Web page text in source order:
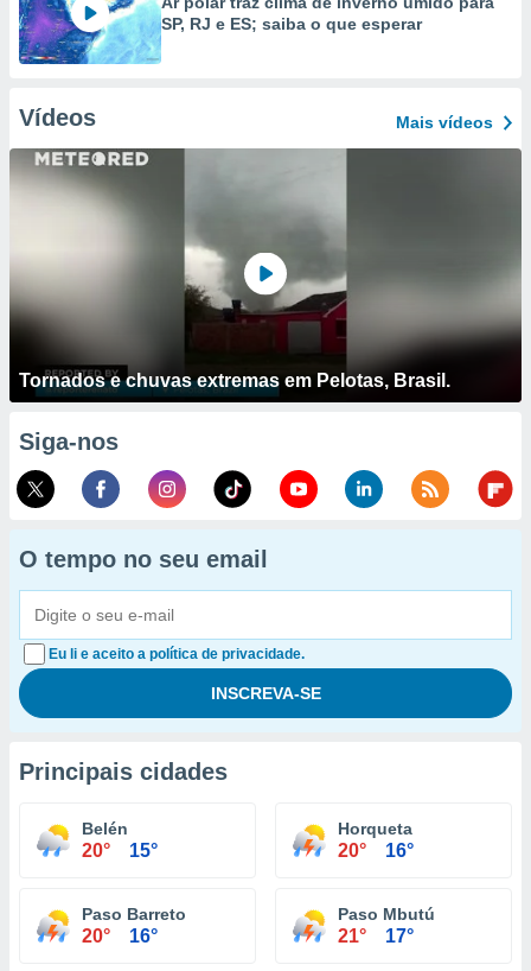
SP, RJ e ES; saiba o que esperar
Vídeos Mais vídeos
Tornados e chuvas extremas em Pelotas, Brasil.
Siga-nos
O tempo no seu email
Eu li e aceito a política de privacidade.
Principais cidades
Belén
20° 15°
Horqueta
20° 16°
Paso Barreto
20° 16°
Paso Mbutú
21° 17°